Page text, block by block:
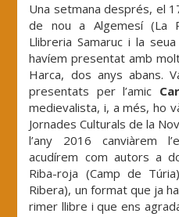
Una setmana després, el
de nou a Algemesí (La
Llibreria Samaruc i la seua
havíem presentat amb
Harca, dos anys abans.
presentats per l’amic
medievalista, i, a més, ho
Jornades Culturals de la
l’any 2016 canviàrem
acudírem com autors a
Riba-roja (Camp de
Ribera), un format que ja
rimer llibre i que ens